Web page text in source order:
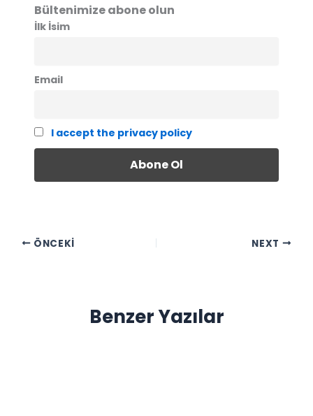
Bültenimize abone olun
İlk İsim
Email
I accept the privacy policy
ÖNCEKI NEXT
Benzer Yazılar